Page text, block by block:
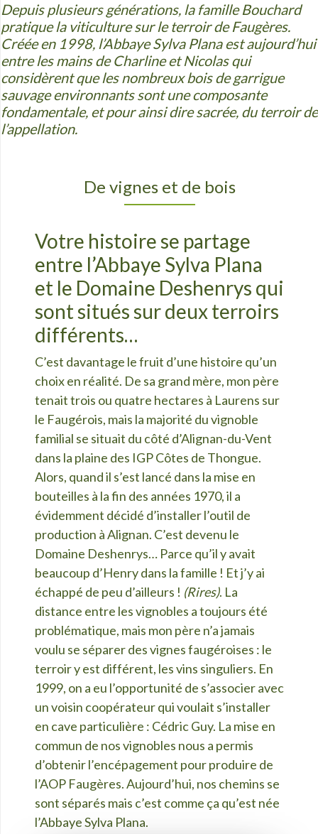
Depuis plusieurs générations, la famille Bouchard
pratique la viticulture sur le terroir de Faugères.
Créée en 1998, l’Abbaye Sylva Plana est aujourd’hui
entre les mains de Charline et Nicolas qui
considèrent que les nombreux bois de garrigue
sauvage environnants sont une composante
fondamentale, et pour ainsi dire sacrée, du terroir de
l’appellation.
De vignes et de bois
Votre histoire se partage
entre l’Abbaye Sylva Plana
et le Domaine Deshenrys qui
sont situés sur deux terroirs
différents…
C’est davantage le fruit d’une histoire qu’un
choix en réalité. De sa grand mère, mon père
tenait trois ou quatre hectares à Laurens sur
le Faugérois, mais la majorité du vignoble
familial se situait du côté d’Alignan-du-Vent
dans la plaine des IGP Côtes de Thongue.
Alors, quand il s’est lancé dans la mise en
bouteilles à la fin des années 1970, il a
évidemment décidé d’installer l’outil de
production à Alignan. C’est devenu le
Domaine Deshenrys… Parce qu’il y avait
beaucoup d’Henry dans la famille ! Et j’y ai
échappé de peu d’ailleurs ! (Rires). La
distance entre les vignobles a toujours été
problématique, mais mon père n’a jamais
voulu se séparer des vignes faugéroises : le
terroir y est différent, les vins singuliers. En
1999, on a eu l’opportunité de s’associer avec
un voisin coopérateur qui voulait s’installer
en cave particulière : Cédric Guy. La mise en
commun de nos vignobles nous a permis
d’obtenir l’encépagement pour produire de
l’AOP Faugères. Aujourd’hui, nos chemins se
sont séparés mais c’est comme ça qu’est née
l’Abbaye Sylva Plana.